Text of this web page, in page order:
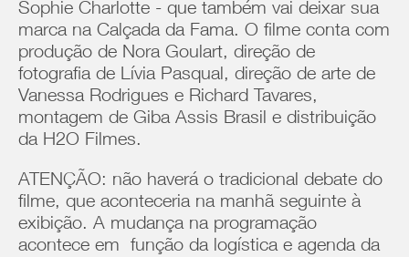
Sophie Charlotte - que também vai deixar sua
marca na Calçada da Fama. O filme conta com
produção de Nora Goulart, direção de
fotografia de Lívia Pasqual, direção de arte de
Vanessa Rodrigues e Richard Tavares,
montagem de Giba Assis Brasil e distribuição
da H2O Filmes.
ATENÇÃO: não haverá o tradicional debate do
filme, que aconteceria na manhã seguinte à
exibição. A mudança na programação
acontece em função da logística e agenda da